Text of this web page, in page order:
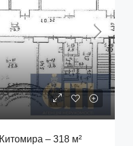
– 318 м²